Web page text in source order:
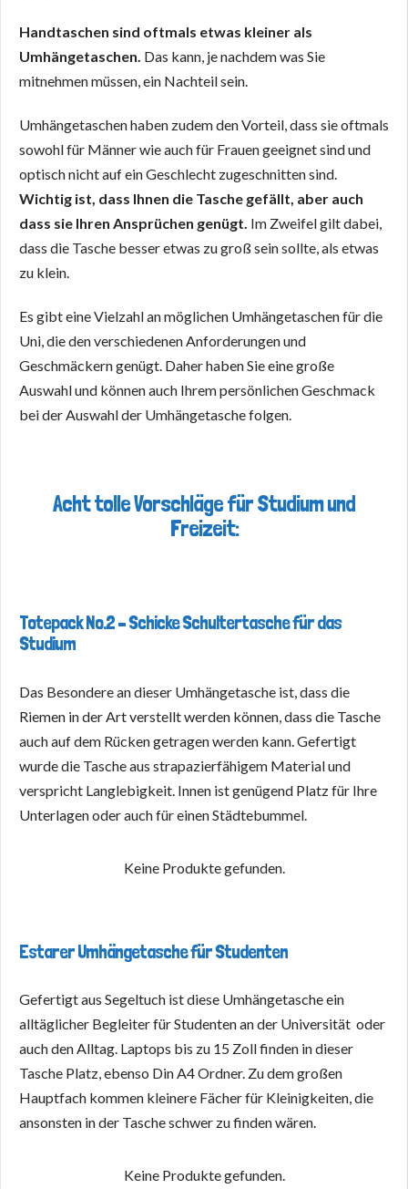
Handtaschen sind oftmals etwas kleiner als
Umhängetaschen. Das kann, je nachdem was Sie
mitnehmen müssen, ein Nachteil sein.
Umhängetaschen haben zudem den Vorteil, dass sie oftmals
sowohl für Männer wie auch für Frauen geeignet sind und
optisch nicht auf ein Geschlecht zugeschnitten sind.
Wichtig ist, dass Ihnen die Tasche gefällt, aber auch
dass sie Ihren Ansprüchen genügt. Im Zweifel gilt dabei,
dass die Tasche besser etwas zu groß sein sollte, als etwas
zu klein.
Es gibt eine Vielzahl an möglichen Umhängetaschen für die
Uni, die den verschiedenen Anforderungen und
Geschmäckern genügt. Daher haben Sie eine große
Auswahl und können auch Ihrem persönlichen Geschmack
bei der Auswahl der Umhängetasche folgen.
Acht tolle Vorschläge für Studium und
Freizeit:
Totepack No.2 – Schicke Schultertasche für das
Studium
Das Besondere an dieser Umhängetasche ist, dass die
Riemen in der Art verstellt werden können, dass die Tasche
auch auf dem Rücken getragen werden kann. Gefertigt
wurde die Tasche aus strapazierfähigem Material und
verspricht Langlebigkeit. Innen ist genügend Platz für Ihre
Unterlagen oder auch für einen Städtebummel.
Keine Produkte gefunden.
Estarer Umhängetasche für Studenten
Gefertigt aus Segeltuch ist diese Umhängetasche ein
alltäglicher Begleiter für Studenten an der Universität oder
auch den Alltag. Laptops bis zu 15 Zoll finden in dieser
Tasche Platz, ebenso Din A4 Ordner. Zu dem großen
Hauptfach kommen kleinere Fächer für Kleinigkeiten, die
ansonsten in der Tasche schwer zu finden wären.
Keine Produkte gefunden.